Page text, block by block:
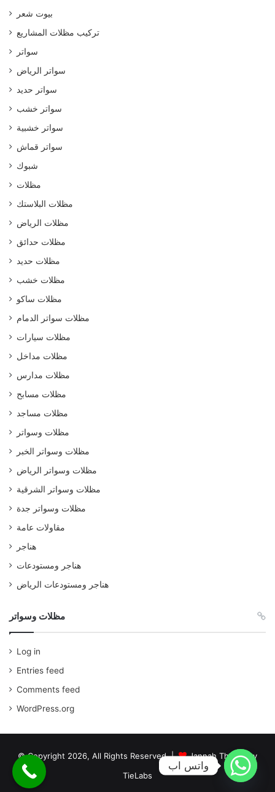
بيوت شعر
تركيب مظلات المشاريع
سواتر
سواتر الرياض
سواتر حديد
سواتر خشب
سواتر خشبية
سواتر قماش
شبوك
مظلات
مظلات البلاستك
مظلات الرياض
مظلات حدائق
مظلات حديد
مظلات خشب
مظلات ساكو
مظلات سواتر الدمام
مظلات سيارات
مظلات مداخل
مظلات مدارس
مظلات مسابح
مظلات مساجد
مظلات وسواتر
مظلات وسواتر الخبر
مظلات وسواتر الرياض
مظلات وسواتر الشرقية
مظلات وسواتر جدة
مقاولات عامة
هناجر
هناجر ومستودعات
هناجر ومستودعات الرياض
مظلات وسواتر
Log in
Entries feed
Comments feed
WordPress.org
© Copyright 2026, All Rights Reserved |
Jannah Theme by
TieLabs
واتس اب